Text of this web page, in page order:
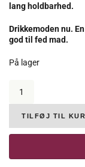
lang holdbarhed.
Drikkemoden nu.
god til fed mad.
På lager
Alessandria,
Barbera
d'Alba
"Priora",
DOC,
15%
TILFØJ TIL